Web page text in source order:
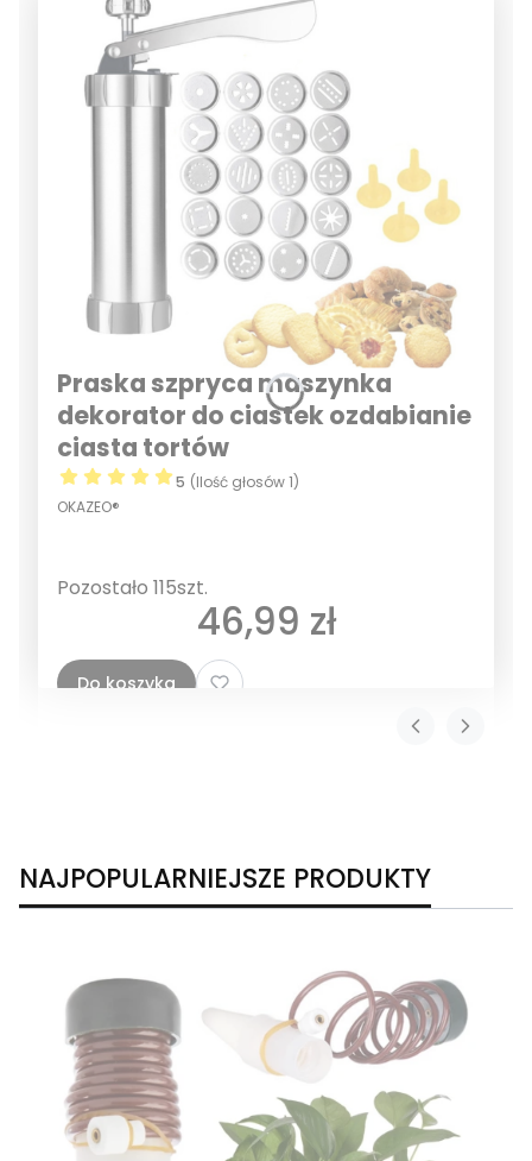
Praska szpryca maszynka
dekorator do ciastek ozdabianie
ciasta tortów
5 (Ilość głosów 1)
OKAZEO®
Pozostało 115szt.
Cena
46,99 zł
Do koszyka
NAJPOPULARNIEJSZE PRODUKTY